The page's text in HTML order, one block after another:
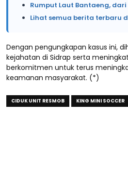
Rumput Laut Bantaeng,
Lihat semua berita terbaru
Dengan pengungkapan kasus ini,
kejahatan di Sidrap serta
berkomitmen untuk terus
keamanan masyarakat. (*)
CIDUK UNIT RESMOB KING MINI SOCCER